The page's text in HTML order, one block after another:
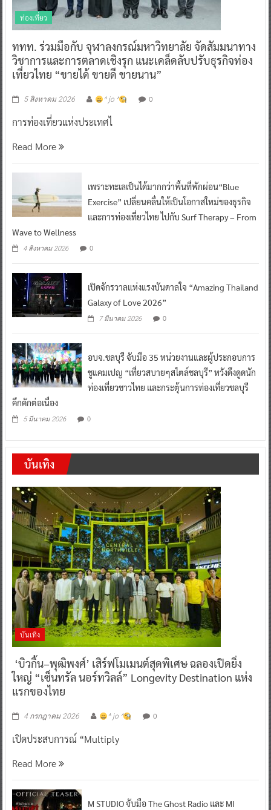
ท่องเที่ยว
ททท. ร่วมมือกับ จุฬาลงกรณ์มหาวิทยาลัย จัดสัมมนาทาง
วิชาการและการตลาดเชิงรุก แนะเคล็ดลับปรับธุรกิจท่อง
เที่ยวไทย “ขายได้ ขายดี ขายนาน”
5 สิงหาคม 2026 ^ jo ^ 0
การท่องเที่ยวแห่งประเทศไ
Read More
เพราะทะเลเป็นได้มากกว่าพื้นที่พักผ่อน“Blue
Exercise” เปลี่ยนคลื่นให้เป็นโอกาสใหม่ของธุรกิจ
และการท่องเที่ยวไทย ไปกับ Surf Therapy – From
Wave to Wellness
4 สิงหาคม 2026 0
เปิดจักรวาลแห่งแรงบันดาลใจ “Amazing Thailand
Galaxy of Love 2026”
7 มีนาคม 2026 0
อบจ.ชลบุรี จับมือ 35 หน่วยงานและผู้ประกอบการ
ชูแคมเปญ “เที่ยวสบายๆสไตล์ชลบุรี” หวังดึงดูดนัก
ท่องเที่ยวชาวไทย และกระตุ้นการท่องเที่ยวชลบุรี
คึกคักต่อเนื่อง
5 มีนาคม 2026 0
บันเทิง
บันเทิง
‘บิวกิ้น–พุฒิพงศ์’ เสิร์ฟโมเมนต์สุดพิเศษ ฉลองเปิดยิ่ง
ใหญ่ “เซ็นทรัล นอร์ทวิลล์” Longevity Destination แห่ง
แรกของไทย
4 กรกฎาคม 2026 ^ jo ^ 0
เปิดประสบการณ์ “Multiply
Read More
M STUDIO จับมือ The Ghost Radio และ MI